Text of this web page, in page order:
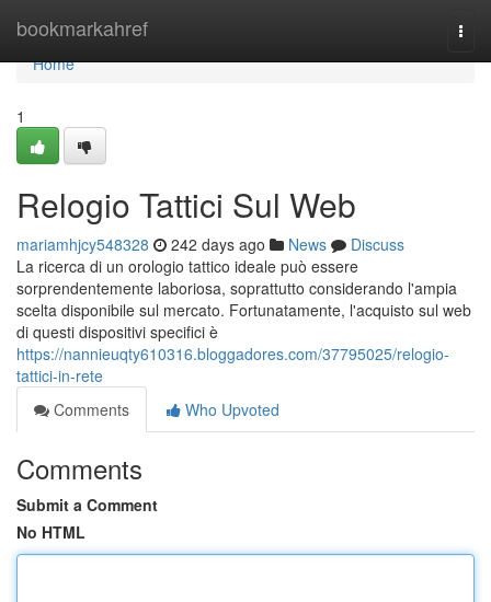
bookmarkahref
Home
Home
1
Relogio Tattici Sul Web
mariamhjcy548328 242 days ago News
Discuss
La ricerca di un orologio tattico ideale può essere
sorprendentemente laboriosa, soprattutto considerando l'ampia
scelta disponibile sul mercato. Fortunatamente, l'acquisto sul web
di questi dispositivi specifici è
https://nannieuqty610316.bloggadores.com/37795025/relogio-
tattici-in-rete
Comments
Who Upvoted
Comments
Submit a Comment
No HTML